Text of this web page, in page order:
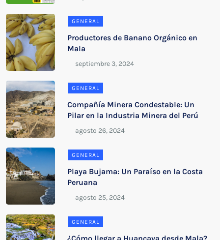
GENERAL
Productores de Banano Orgánico en
Mala
GENERAL
Compañía Minera Condestable: Un
Pilar en la Industria Minera del Perú
GENERAL
Playa Bujama: Un Paraíso en la Costa
Peruana
GENERAL